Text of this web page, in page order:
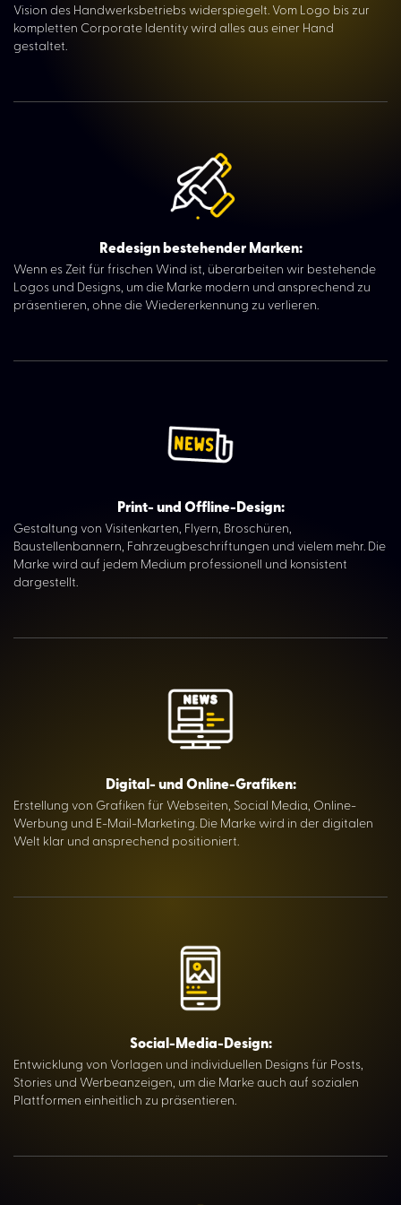
Ortler Family & Friends Day
Karriere
Vision des Handwerksbetriebs widerspiegelt. Vom Logo bis zur
kompletten Corporate Identity wird alles aus einer Hand
gestaltet.
Redesign bestehender Marken:
Wenn es Zeit für frischen Wind ist, überarbeiten wir bestehende
Logos und Designs, um die Marke modern und ansprechend zu
präsentieren, ohne die Wiedererkennung zu verlieren.
Print- und Offline-Design:
Gestaltung von Visitenkarten, Flyern, Broschüren,
Baustellenbannern, Fahrzeugbeschriftungen und vielem mehr. Die
Marke wird auf jedem Medium professionell und konsistent
dargestellt.
Digital- und Online-Grafiken:
Erstellung von Grafiken für Webseiten, Social Media, Online-
Werbung und E-Mail-Marketing. Die Marke wird in der digitalen
Welt klar und ansprechend positioniert.
Social-Media-Design:
Entwicklung von Vorlagen und individuellen Designs für Posts,
Stories und Werbeanzeigen, um die Marke auch auf sozialen
Plattformen einheitlich zu präsentieren.